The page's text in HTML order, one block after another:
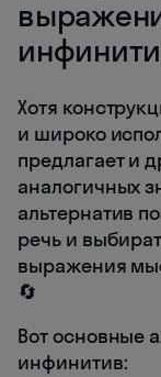
Хотя
и широко
предлагает и
аналогичных
альтернатив
речь и
выражения
🔄
Вот основные
инфинитив: